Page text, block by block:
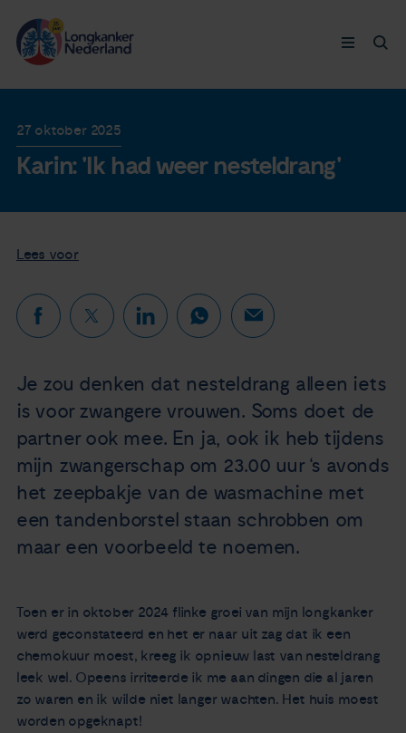
Doneer nu
Nieuws
Agenda
Contact
Longkanker
Leven met
Steun ons
27 oktober 2025
Karin: 'Ik had weer nesteldrang'
Lees voor
Je zou denken dat nesteldrang alleen iets
is voor zwangere vrouwen. Soms doet de
partner ook mee. En ja, ook ik heb tijdens
mijn zwangerschap om 23.00 uur ‘s avonds
het zeepbakje van de wasmachine met
een tandenborstel staan schrobben om
maar een voorbeeld te noemen.
Toen er in oktober 2024 flinke groei van mijn longkanker
werd geconstateerd en het er naar uit zag dat ik een
chemokuur moest, kreeg ik opnieuw last van nesteldrang
leek wel. Opeens irriteerde ik me aan dingen die al jaren
zo waren en ik wilde niet langer wachten. Het huis moest
worden opgeknapt!